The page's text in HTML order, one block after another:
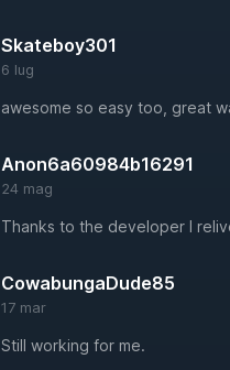
Skateboy301
6 lug
awesome so easy too, great
Anon6a60984b16291
24 mag
Thanks to the developer I
CowabungaDude85
17 mar
Still working for me.